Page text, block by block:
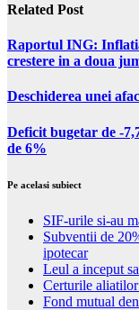
Related Post
Raportul ING:
crestere in a doua
Deschiderea unei
Deficit bugetar de -
de 6%
Pe acelasi subiect
SIF-urile si-au
Subventii de
ipotecar
Leul a inceput
Certurile
Fond mutual